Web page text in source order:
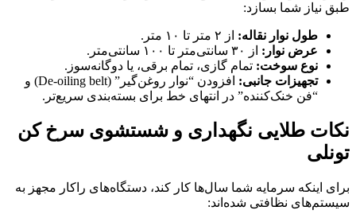
طبق نیاز شما بسازد:
طول نوار نقاله: از ۲ متر تا ۱۰ متر.
عرض نوار: از ۳۰ سانتی‌متر تا ۱۰۰ سانتی‌متر.
نوع سوخت: تمام گازی، تمام برقی، یا دوگانه‌سوز.
تجهیزات جانبی:
افزودن “نوار روغن‌گیر” (De-oiling belt) و
“فن خنک‌کننده” در انتهای خط برای بسته‌بندی سریع‌تر.
نکات طلایی نگهداری و شستشوی سرخ کن
تونلی
برای اینکه سرمایه شما سال‌ها کار کند، دستگاه‌های راکار مجهز به
سیستم‌های نظافتی شده‌اند: